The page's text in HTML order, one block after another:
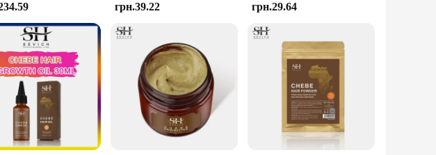
sizes. The large size ensures a snug fit without compromising on comfort, making it
and suppliers, making it accessible to those who need it most. With its high-
and protection.
грн.39.22 грн.29.64